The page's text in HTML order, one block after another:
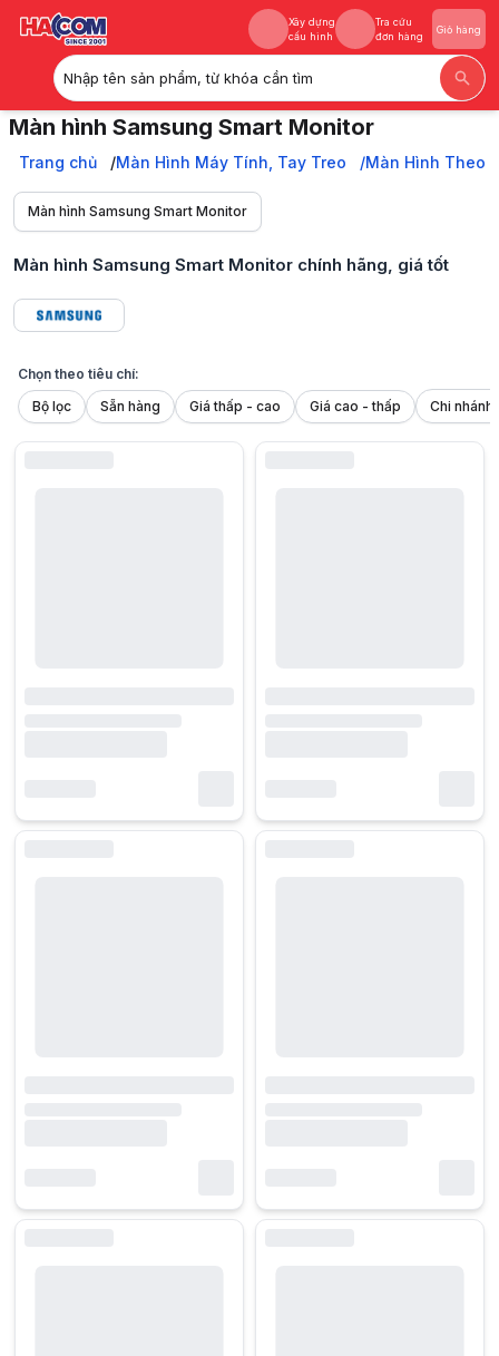
Xây dựng
cấu hình
Tra cứu
đơn hàng
Giỏ hàng
Nhập tên sản phẩm, từ khóa cần tìm
Xây dựng
cấu hình
Tra cứu
Màn hình Samsung Smart Monitor
Màn hình Samsung Smart Monitor chính hãng, giá tốt tại HACOM.
Trang chủ
Màn Hình Theo Hãng
Màn Hình Samsung
Trang chủ Màn Hình Máy Tính, Tay Treo Màn Hình Theo
Màn hình Samsung Smart Monitor
Màn hình Samsung Smart Monitor chính hãng, giá tốt
Chọn theo tiêu chí:
Bộ lọc
Sẵn hàng Giá thấp - cao Giá cao - thấp